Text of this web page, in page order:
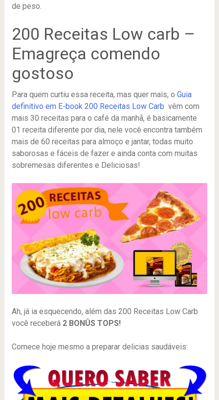
de peso.
200 Receitas Low carb –
Emagreça comendo
gostoso
Para quem curtiu essa receita, mas quer mais, o Guia
definitivo em E-book 200 Receitas Low Carb vêm com
mais 30 receitas para o café da manhã, é basicamente
01 receita diferente por dia, nele você encontra também
mais de 60 receitas para almoço e jantar, todas muito
saborosas e fáceis de fazer e ainda conta com muitas
sobremesas diferentes e Deliciosas!
Ah, já ia esquecendo, além das 200 Receitas Low Carb
você receberá 2 BONÛS TOPS!
Comece hoje mesmo a preparar delicias saudáveis: